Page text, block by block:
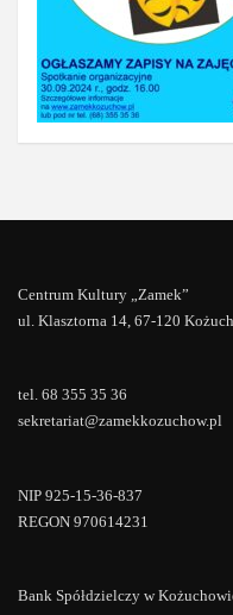
Centrum Kultury „Zamek”
ul. Klasztorna 14, 67-120
tel. 68 355 35 36
sekretariat@zamekkozuchow.pl
NIP 925-15-36-837
REGON 970614231
Bank Spółdzielczy w